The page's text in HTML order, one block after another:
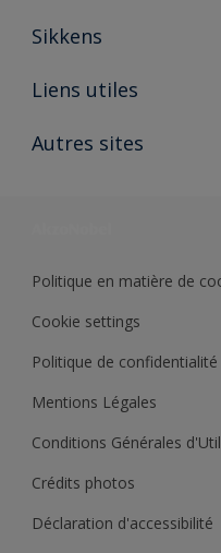
Sikkens
A propos de Sikkens
Liens utiles
Ouvrir un magasin PASS
Autres sites
Politique en matière de
Cookie settings
Politique de confidentialité
Mentions Légales
Conditions Générales
Crédits photos
Déclaration d'accessibilité